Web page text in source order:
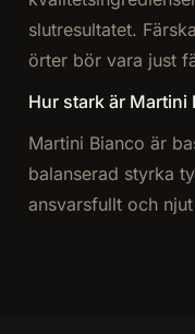
slutresultatet.
örter bör vara just
Hur stark är Martini
Martini Bianco är
balanserad styrka
ansvarsfullt och